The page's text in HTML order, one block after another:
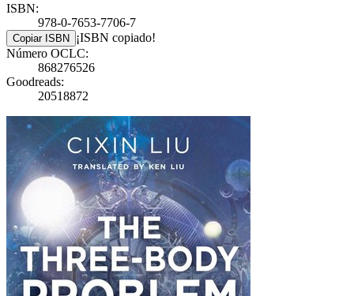
ISBN:
978-0-7653-7706-7
Copiar ISBN ¡ISBN copiado!
Número OCLC:
868276526
Goodreads:
20518872